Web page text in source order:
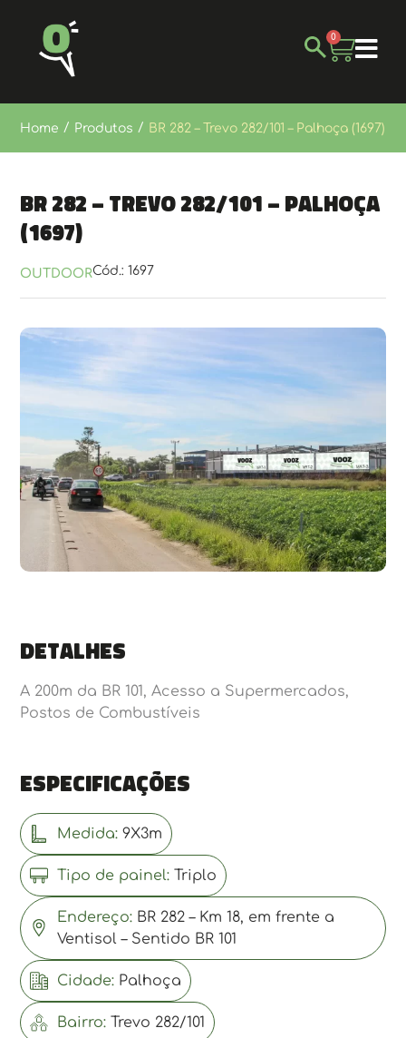
0
Home / Produtos / BR 282 – Trevo 282/101 – Palhoça (1697)
BR 282 – Trevo 282/101 – Palhoça
(1697)
OUTDOORCód.: 1697
Detalhes
A 200m da BR 101, Acesso a Supermercados,
Postos de Combustíveis
Especificações
Medida: 9X3m
Tipo de painel: Triplo
Endereço: BR 282 – Km 18, em frente a
Ventisol – Sentido BR 101
Cidade: Palhoça
Bairro: Trevo 282/101